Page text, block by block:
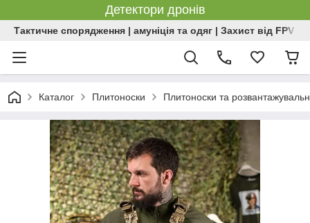
Детектори дронів
Тактичне спорядження | амуніція та одяг | Захист від FPV |
Каталог Плитоноски Плитоноски та